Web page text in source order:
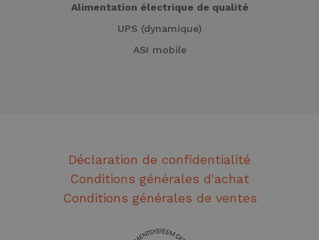
Alimentation électrique de qualité
UPS (dynamique)
ASI mobile
Déclaration de confidentialité
Conditions générales d'achat
Conditions générales de ventes